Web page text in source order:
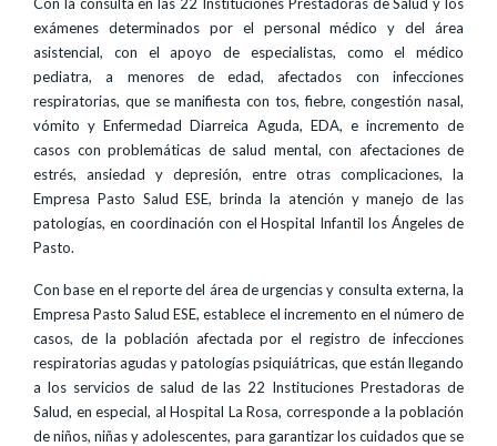
exámenes determinados por el personal médico y del área
asistencial, con el apoyo de especialistas, como el médico
pediatra, a menores de edad, afectados con infecciones
respiratorias, que se manifiesta con tos, fiebre, congestión nasal,
vómito y Enfermedad Diarreica Aguda, EDA, e incremento de
casos con problemáticas de salud mental, con afectaciones de
estrés, ansiedad y depresión, entre otras complicaciones, la
Empresa Pasto Salud ESE, brinda la atención y manejo de las
patologías, en coordinación con el Hospital Infantil los Ángeles de
Pasto.
Con base en el reporte del área de urgencias y consulta externa, la
Empresa Pasto Salud ESE, establece el incremento en el número de
casos, de la población afectada por el registro de infecciones
respiratorias agudas y patologías psiquiátricas, que están llegando
a los servicios de salud de las 22 Instituciones Prestadoras de
Salud, en especial, al Hospital La Rosa, corresponde a la población
de niños, niñas y adolescentes, para garantizar los cuidados que se